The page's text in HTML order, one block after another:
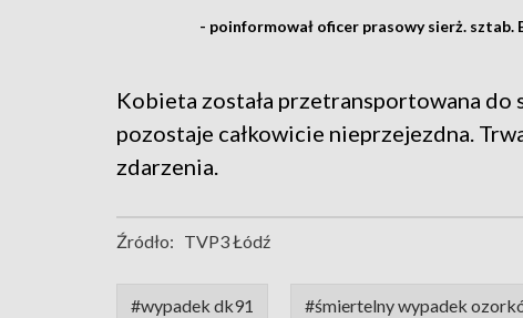
- poinformował oficer prasowy sierż. sztab.
Kobieta została przetransportowana do
pozostaje całkowicie nieprzejezdna.
zdarzenia.
Źródło: TVP3 Łódź
#wypadek dk91 #śmiertelny wypadek